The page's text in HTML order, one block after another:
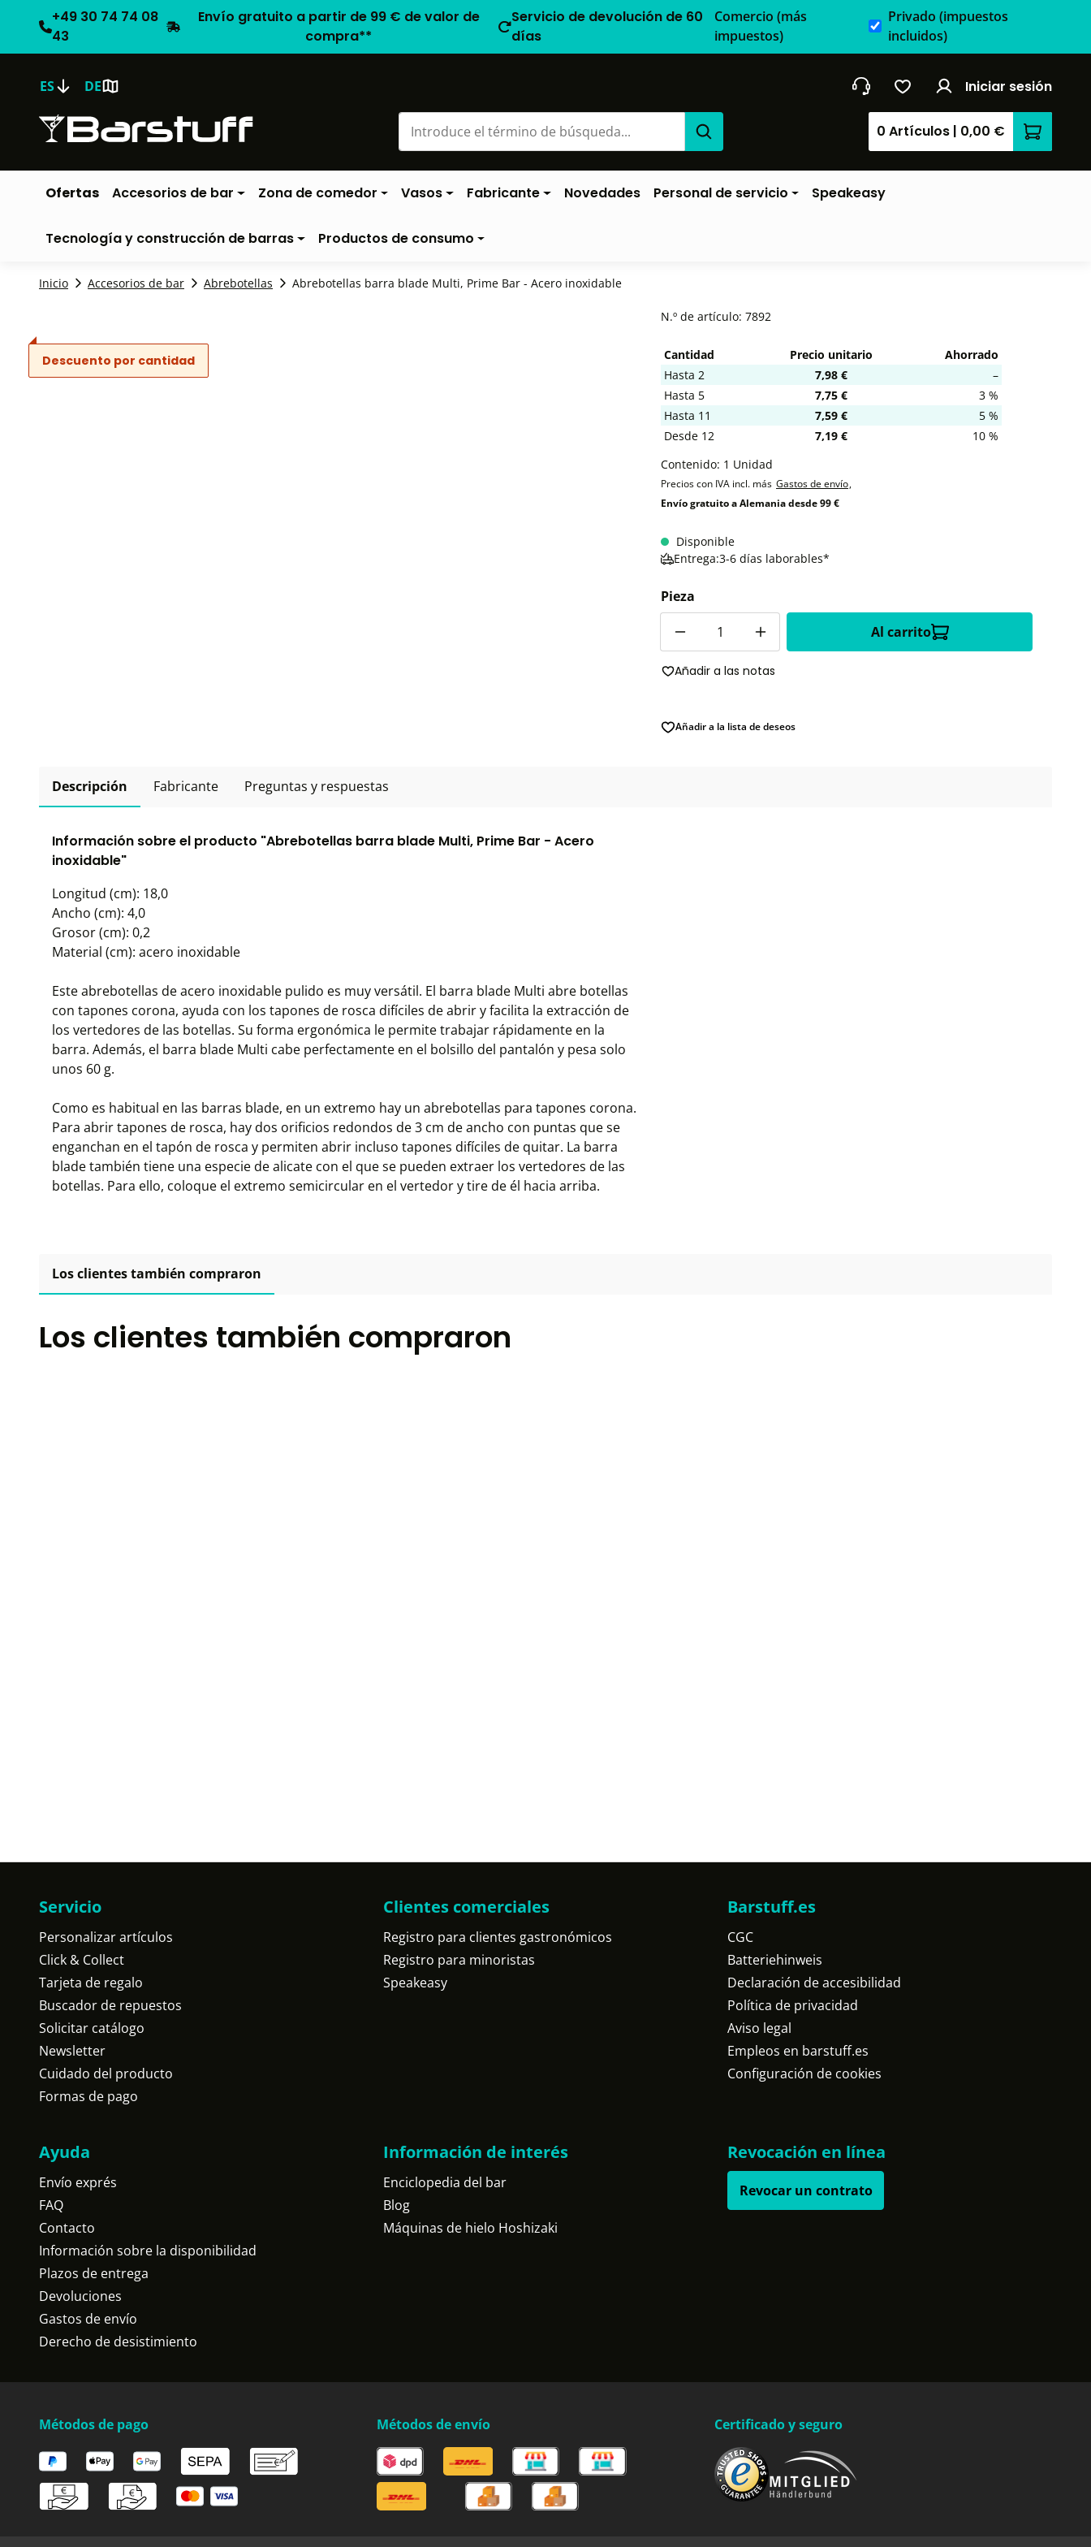
+49 30 74 74 08
43
Envío gratuito a partir de 99 € de valor de
compra**
Servicio de devolución de 60
días
Comercio (más
impuestos)
Privado (impuestos
incluidos)
ES DE Iniciar sesión
0 Artículos | 0,00 € El
Ofertas Accesorios de bar Zona de comedor Vasos Fabricante Novedades Personal de servicio Speakeasy
Tecnología y construcción de barras Productos de consumo
Inicio Accesorios de bar Abrebotellas Abrebotellas barra blade Multi, Prime Bar - Acero inoxidable
Descuento por cantidad
N.º de artículo: 7892
Cantidad Precio unitario
Ahorrado
Hasta 2 7,98 €
–
Hasta 5 7,75 €
3 %
Hasta 11 7,59 €
5 %
Desde 12 7,19 €
10 %
Contenido: 1 Unidad
Precios con IVA incl. más Gastos de envío,
Envío gratuito a Alemania desde 99 €
Disponible
Entrega:3-6 días laborables*
Pieza
Al carrito
Añadir a las notas
Añadir a la lista de deseos
Descripción Fabricante Preguntas y respuestas
Información sobre el producto "Abrebotellas barra blade Multi, Prime Bar - Acero
inoxidable"
Longitud (cm): 18,0
Ancho (cm): 4,0
Grosor (cm): 0,2
Material (cm): acero inoxidable
Este abrebotellas de acero inoxidable pulido es muy versátil. El barra blade Multi abre botellas
con tapones corona, ayuda con los tapones de rosca difíciles de abrir y facilita la extracción de
los vertedores de las botellas. Su forma ergonómica le permite trabajar rápidamente en la
barra. Además, el barra blade Multi cabe perfectamente en el bolsillo del pantalón y pesa solo
unos 60 g.
Como es habitual en las barras blade, en un extremo hay un abrebotellas para tapones corona.
Para abrir tapones de rosca, hay dos orificios redondos de 3 cm de ancho con puntas que se
enganchan en el tapón de rosca y permiten abrir incluso tapones difíciles de quitar. La barra
blade también tiene una especie de alicate con el que se pueden extraer los vertedores de las
botellas. Para ello, coloque el extremo semicircular en el vertedor y tire de él hacia arriba.
Los clientes también compraron
Los clientes también compraron
Servicio
Personalizar artículos
Click & Collect
Tarjeta de regalo
Buscador de repuestos
Solicitar catálogo
Newsletter
Cuidado del producto
Formas de pago
Clientes comerciales
Registro para clientes gastronómicos
Registro para minoristas
Speakeasy
Barstuff.es
CGC
Batteriehinweis
Declaración de accesibilidad
Política de privacidad
Aviso legal
Empleos en barstuff.es
Configuración de cookies
Ayuda
Envío exprés
FAQ
Contacto
Información sobre la disponibilidad
Plazos de entrega
Devoluciones
Gastos de envío
Derecho de desistimiento
Información de interés
Enciclopedia del bar
Blog
Máquinas de hielo Hoshizaki
Revocación en línea
Revocar un contrato
Métodos de pago Métodos de envío Certificado y seguro